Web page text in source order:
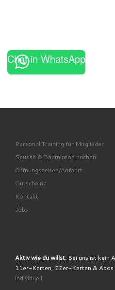
Chat in WhatsApp
Personal Training für Mitglieder
Squash & Badminton buchen
Öffnungszeiten/Anfahrt
Gutscheine
Kontakt
Jobs
Aktiv wie du willst: Bei uns ist kein
11er-Karten, 22er-Karten & Abos.
individuell